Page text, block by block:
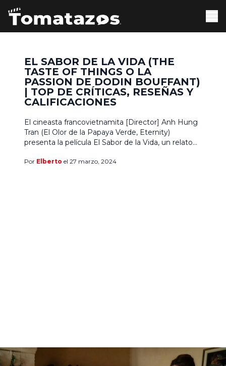
EL SABOR DE LA VIDA (THE
TASTE OF THINGS O LA
PASSION DE DODIN BOUFFANT)
| TOP DE CRÍTICAS, RESEÑAS Y
CALIFICACIONES
El cineasta francovietnamita [Director] Anh Hung
Tran (El Olor de la Papaya Verde, Eternity)
presenta la película El Sabor de la Vida, un relato
francesa que apela al corazón y al estómago, cuyo
Por Elberto el 27 marzo, 2024